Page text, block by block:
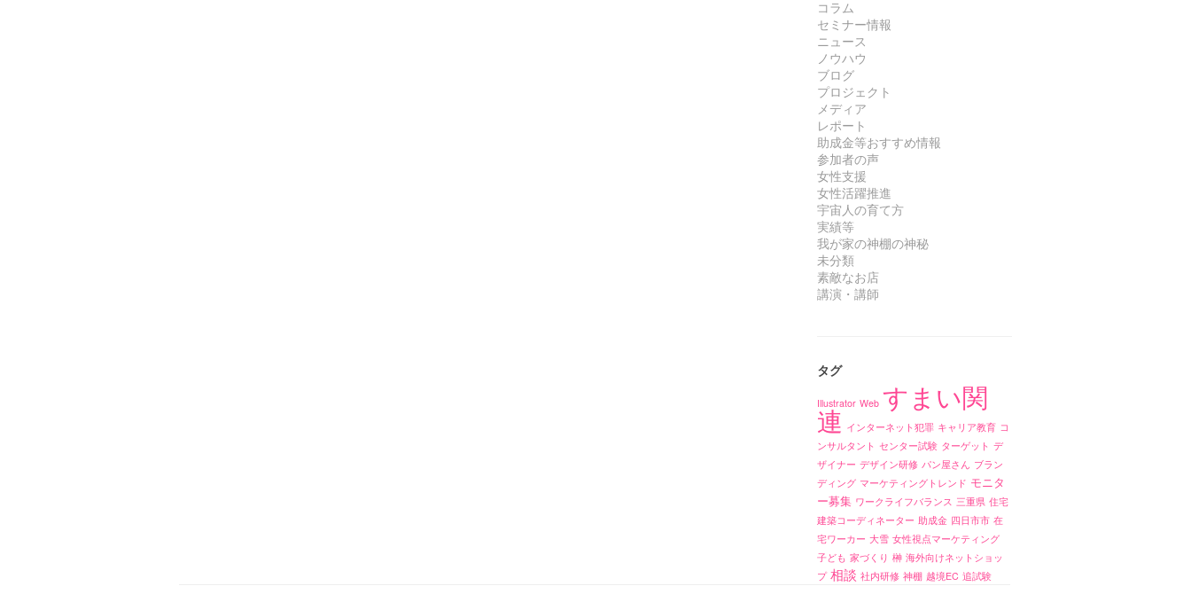
コラム
セミナー情報
ニュース
ノウハウ
ブログ
プロジェクト
メディア
レポート
助成金等おすすめ情報
参加者の声
女性支援
女性活躍推進
宇宙人の育て方
実績等
我が家の神棚の神秘
未分類
素敵なお店
講演・講師
タグ
Illustrator Web すまい関
連 インターネット犯罪 キャリア教育 コ
ンサルタント センター試験 ターゲット デ
ザイナー デザイン研修 パン屋さん ブラン
ディング マーケティングトレンド モニタ
ー募集 ワークライフバランス 三重県 住宅
建築コーディネーター 助成金 四日市市 在
宅ワーカー 大雪 女性視点マーケティング
子ども 家づくり 榊 海外向けネットショッ
プ 相談 社内研修 神棚 越境EC 追試験